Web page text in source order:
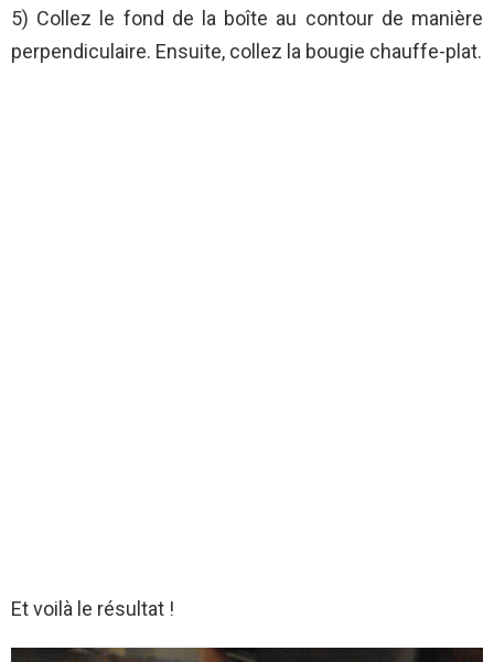
5) Collez le fond de la boîte au contour de manière
perpendiculaire. Ensuite, collez la bougie chauffe-plat.
Et voilà le résultat !